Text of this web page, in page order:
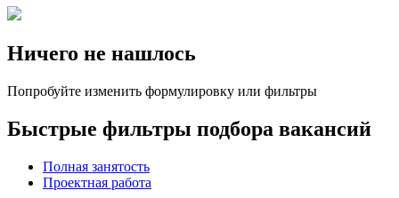
Ничего не нашлось
Попробуйте изменить формулировку или фильтры
Быстрые фильтры подбора вакансий
Полная занятость
Проектная работа